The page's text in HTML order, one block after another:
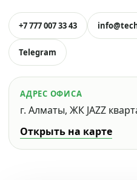
+7 777 007 33 43
Telegram
АДРЕС ОФИСА
г. Алматы, ЖК JAZZ
Открыть на карте